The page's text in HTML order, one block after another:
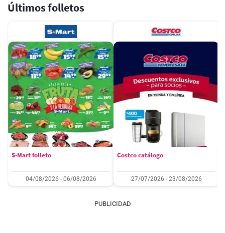
Últimos folletos
S-Mart folleto
04/08/2026 - 06/08/2026
Costco catálogo
27/07/2026 - 23/08/2026
PUBLICIDAD